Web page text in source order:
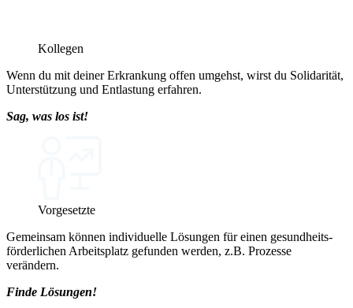
Kollegen
Wenn du mit deiner Erkrankung offen umgehst, wirst du Solidarität,
Unterstützung und Entlastung erfahren.
Sag, was los ist!
Vorgesetzte
Gemeinsam können individuelle Lösungen für einen gesundheits­
förderlichen Arbeitsplatz gefunden werden, z.B. Prozesse
verändern.
Finde Lösungen!